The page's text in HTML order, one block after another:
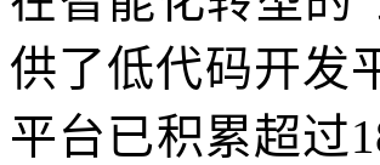
供了低代码开发
平台已积累超过